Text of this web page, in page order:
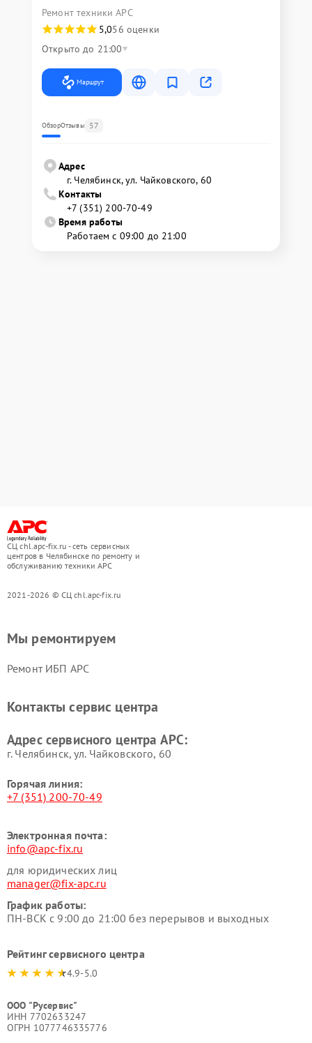
Ремонт техники APC
5,056 оценки
Открыто до 21:00
Маршрут
ОбзорОтзывы 57
Адрес
г. Челябинск, ул. Чайковского, 60
Контакты
+7 (351) 200-70-49
Время работы
Работаем с 09:00 до 21:00
СЦ chl.apc-fix.ru - сеть сервисных
центров в Челябинске по ремонту и
обслуживанию техники APC
2021-2026 © СЦ chl.apc-fix.ru
Мы ремонтируем
Ремонт ИБП APC
Контакты сервис центра
Адрес сервисного центра APC:
г. Челябинск, ул. Чайковского, 60
Горячая линия:
+7 (351) 200-70-49
Электронная почта:
info@apc-fix.ru
для юридических лиц
manager@fix-apc.ru
График работы:
ПН-ВСК с 9:00 до 21:00 без перерывов и выходных
Рейтинг сервисного центра
4.9-5.0
ООО "Русервис"
ИНН 7702633247
ОГРН 1077746335776